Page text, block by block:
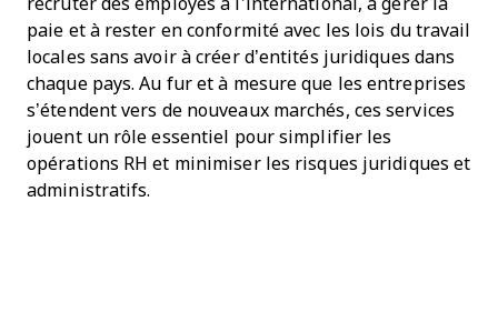
recruter des employés à l’international, à gérer la
paie et à rester en conformité avec les lois du travail
locales sans avoir à créer d’entités juridiques dans
chaque pays. Au fur et à mesure que les entreprises
s’étendent vers de nouveaux marchés, ces services
jouent un rôle essentiel pour simplifier les
opérations RH et minimiser les risques juridiques et
administratifs.